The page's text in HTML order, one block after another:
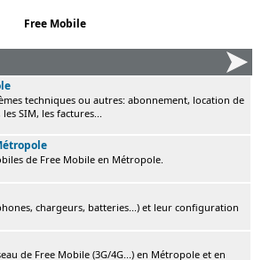
Free Mobile
techniques ou autres: abonnement, location de
SIM, les factures...
de Free Mobile en Métropole.
chargeurs, batteries...) et leur configuration
de Free Mobile (3G/4G...) en Métropole et en